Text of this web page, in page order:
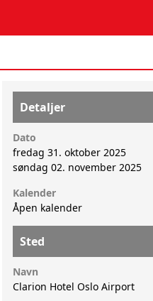
Detaljer
Dato
fredag 31. oktober 2025
søndag 02. november 2025
Kalender
Åpen kalender
Sted
Navn
Clarion Hotel Oslo Airport